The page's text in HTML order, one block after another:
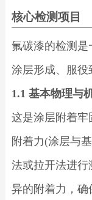
核心检测项目
氟碳漆的检测是
涂层形成、服役
1.1 基本物理与
这是涂层附着牢
附着力(涂层与
法或拉开法进
异的附着力，确